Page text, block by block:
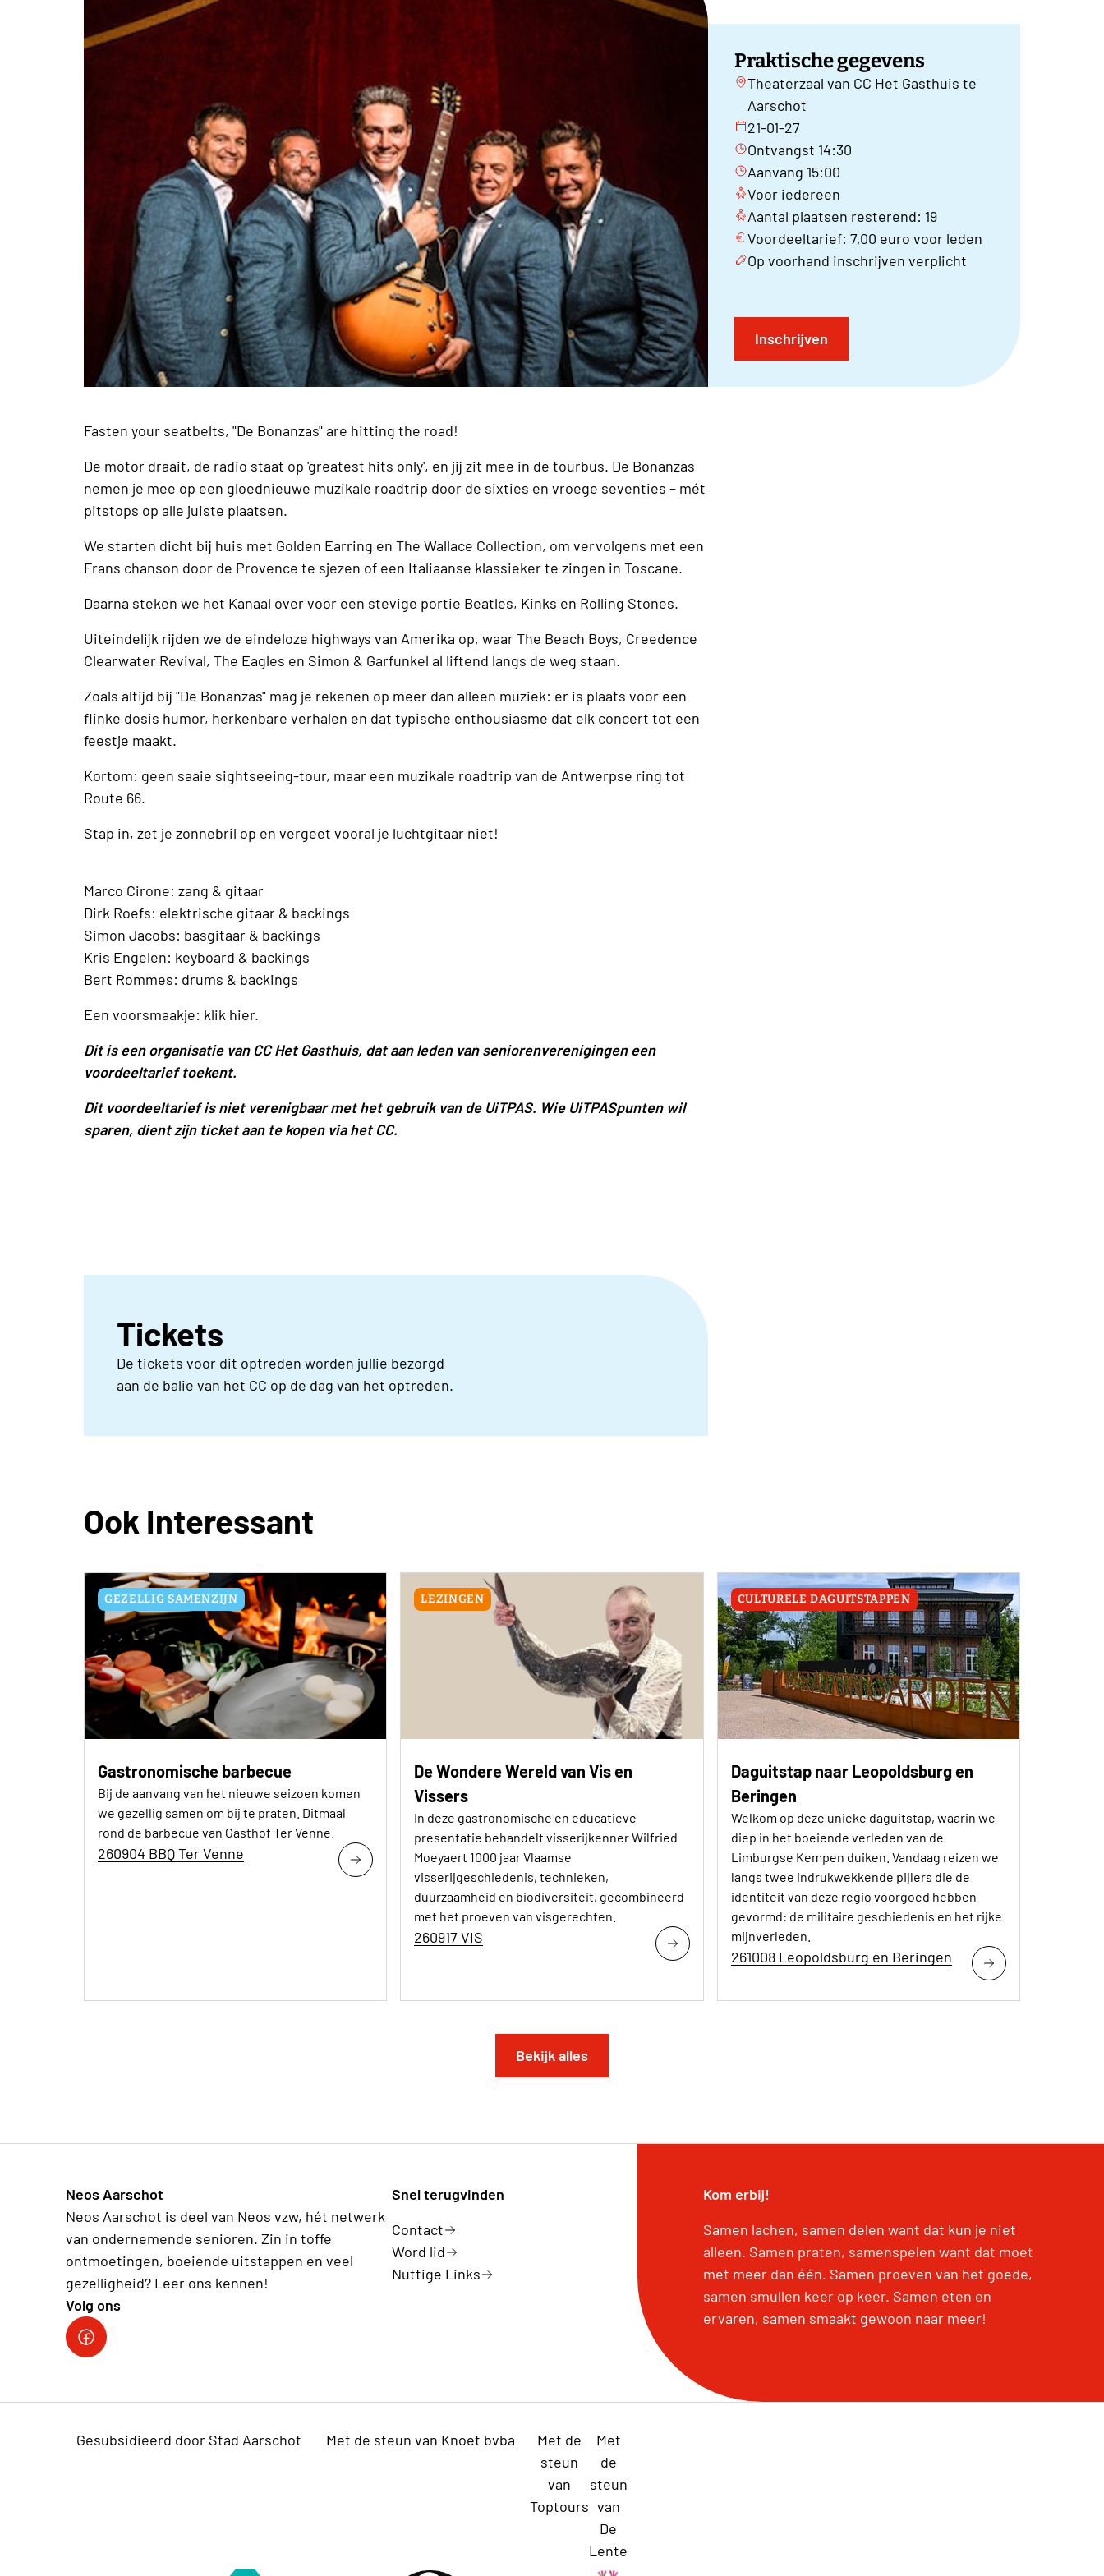
Praktische gegevens
Theaterzaal van CC Het Gasthuis te
Aarschot
21-01-27
Ontvangst 14:30
Aanvang 15:00
Voor iedereen
Aantal plaatsen resterend: 19
Voordeeltarief: 7,00 euro voor leden
Op voorhand inschrijven verplicht
Inschrijven
Fasten your seatbelts, "De Bonanzas" are hitting the road!
De motor draait, de radio staat op 'greatest hits only', en jij zit mee in de tourbus. De Bonanzas
nemen je mee op een gloednieuwe muzikale roadtrip door de sixties en vroege seventies – mét
pitstops op alle juiste plaatsen.
We starten dicht bij huis met Golden Earring en The Wallace Collection, om vervolgens met een
Frans chanson door de Provence te sjezen of een Italiaanse klassieker te zingen in Toscane.
Daarna steken we het Kanaal over voor een stevige portie Beatles, Kinks en Rolling Stones.
Uiteindelijk rijden we de eindeloze highways van Amerika op, waar The Beach Boys, Creedence
Clearwater Revival, The Eagles en Simon & Garfunkel al liftend langs de weg staan.
Zoals altijd bij "De Bonanzas" mag je rekenen op meer dan alleen muziek: er is plaats voor een
flinke dosis humor, herkenbare verhalen en dat typische enthousiasme dat elk concert tot een
feestje maakt.
Kortom: geen saaie sightseeing-tour, maar een muzikale roadtrip van de Antwerpse ring tot
Route 66.
Stap in, zet je zonnebril op en vergeet vooral je luchtgitaar niet!
Marco Cirone: zang & gitaar
Dirk Roefs: elektrische gitaar & backings
Simon Jacobs: basgitaar & backings
Kris Engelen: keyboard & backings
Bert Rommes: drums & backings
Een voorsmaakje: klik hier.
Dit is een organisatie van CC Het Gasthuis, dat aan leden van seniorenverenigingen een
voordeeltarief toekent.
Dit voordeeltarief is niet verenigbaar met het gebruik van de UiTPAS. Wie UiTPASpunten wil
sparen, dient zijn ticket aan te kopen via het CC.
Tickets
De tickets voor dit optreden worden jullie bezorgd
aan de balie van het CC op de dag van het optreden.
Ook Interessant
GEZELLIG SAMENZIJN
Gastronomische barbecue
Bij de aanvang van het nieuwe seizoen komen
we gezellig samen om bij te praten. Ditmaal
rond de barbecue van Gasthof Ter Venne.
260904 BBQ Ter Venne
LEZINGEN
De Wondere Wereld van Vis en
Vissers
In deze gastronomische en educatieve
presentatie behandelt visserijkenner Wilfried
Moeyaert 1000 jaar Vlaamse
visserijgeschiedenis, technieken,
duurzaamheid en biodiversiteit, gecombineerd
met het proeven van visgerechten.
260917 VIS
CULTURELE DAGUITSTAPPEN
Daguitstap naar Leopoldsburg en
Beringen
Welkom op deze unieke daguitstap, waarin we
diep in het boeiende verleden van de
Limburgse Kempen duiken. Vandaag reizen we
langs twee indrukwekkende pijlers die de
identiteit van deze regio voorgoed hebben
gevormd: de militaire geschiedenis en het rijke
mijnverleden.
261008 Leopoldsburg en Beringen
Bekijk alles
Neos Aarschot
Neos Aarschot is deel van Neos vzw, hét netwerk
van ondernemende senioren. Zin in toffe
ontmoetingen, boeiende uitstappen en veel
gezelligheid? Leer ons kennen!
Volg ons
Neos Aarschot
Snel terugvinden
Contact
Word lid
Nuttige Links
Kom erbij!
Samen lachen, samen delen want dat kun je niet
alleen. Samen praten, samenspelen want dat moet
met meer dan één. Samen proeven van het goede,
samen smullen keer op keer. Samen eten en
ervaren, samen smaakt gewoon naar meer!
Gesubsidieerd door Stad Aarschot Met de steun van Knoet bvba
Met de
steun
van
Toptours
Met
de
steun
van
De
Lente